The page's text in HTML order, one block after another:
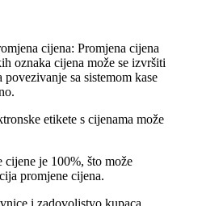
cijena: Promjena cijena
oznaka cijena može se izvršiti
sa sistemom kase
etikete s cijenama može
cijene je 100%, što može
promjene cijena.